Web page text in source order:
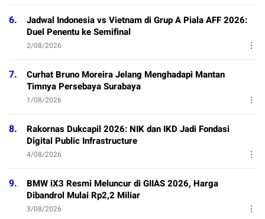
6.
Jadwal Indonesia vs Vietnam di Grup A Piala AFF 2026:
Duel Penentu ke Semifinal
2/08/2026
7.
Curhat Bruno Moreira Jelang Menghadapi Mantan
Timnya Persebaya Surabaya
1/08/2026
8.
Rakornas Dukcapil 2026: NIK dan IKD Jadi Fondasi
Digital Public Infrastructure
4/08/2026
9.
BMW iX3 Resmi Meluncur di GIIAS 2026, Harga
Dibandrol Mulai Rp2,2 Miliar
3/08/2026